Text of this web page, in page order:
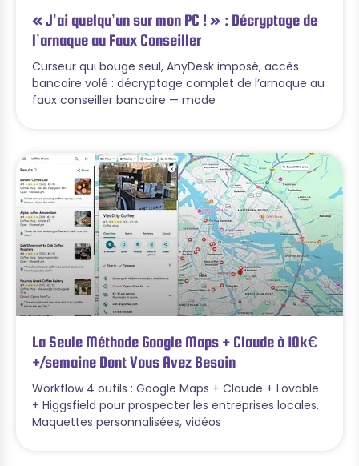
« J’ai quelqu’un sur mon PC ! » : Décryptage de
l’arnaque au Faux Conseiller
Curseur qui bouge seul, AnyDesk imposé, accès
bancaire volé : décryptage complet de l’arnaque au
faux conseiller bancaire — mode
La Seule Méthode Google Maps + Claude à 10k€
+/semaine Dont Vous Avez Besoin
Workflow 4 outils : Google Maps + Claude + Lovable
+ Higgsfield pour prospecter les entreprises locales.
Maquettes personnalisées, vidéos